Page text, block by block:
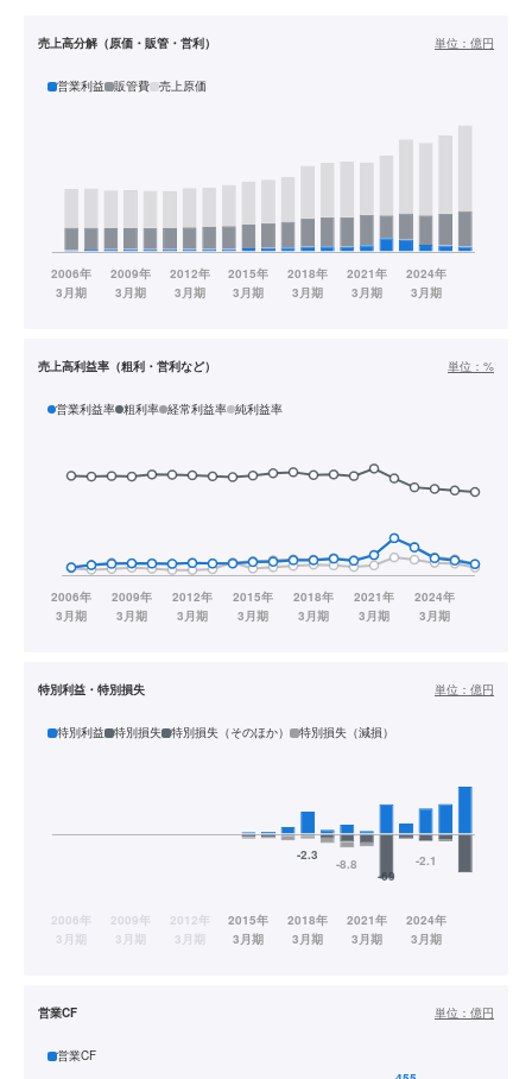
売上高分解（原価・販管・営利） 単位： 億円
営業利益 販管費 売上原価
売上高利益率（粗利・営利など） 単位： %
営業利益率 粗利率 経常利益率 純利益率
特別利益・特別損失 単位： 億円
特別利益 特別損失 特別損失（そのほか） 特別損失（減損）
営業CF 単位： 億円
営業CF